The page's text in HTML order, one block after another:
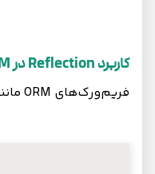
کاربرد Reflection در ORMها
فریم‌ورک‌های ORM مانند: